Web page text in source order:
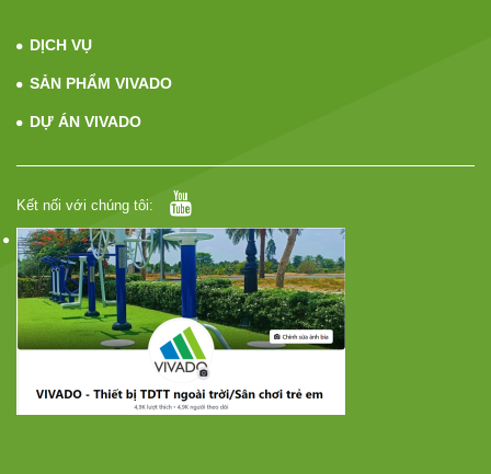
DỊCH VỤ
SẢN PHẨM VIVADO
DỰ ÁN VIVADO
Kết nối với chúng tôi: